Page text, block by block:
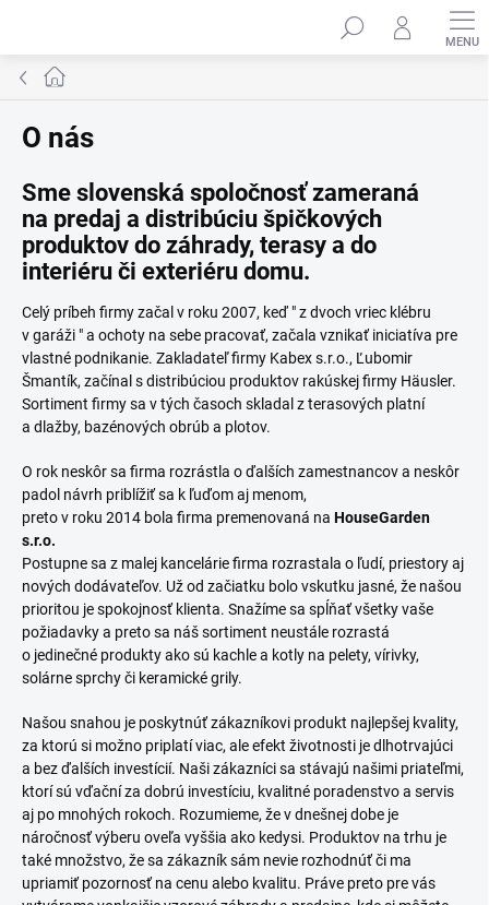
Domov
O nás
Sme slovenská spoločnosť zameraná
na predaj a distribúciu špičkových
produktov do záhrady, terasy a do
interiéru či exteriéru domu.
Celý príbeh firmy začal v roku 2007, keď " z dvoch vriec klébru
v garáži " a ochoty na sebe pracovať, začala vznikať iniciatíva pre
vlastné podnikanie. Zakladateľ firmy Kabex s.r.o., Ľubomir
Šmantík, začínal s distribúciou produktov rakúskej firmy Häusler.
Sortiment firmy sa v tých časoch skladal z terasových platní
a dlažby, bazénových obrúb a plotov.
O rok neskôr sa firma rozrástla o ďalších zamestnancov a neskôr
padol návrh priblížiť sa k ľuďom aj menom,
preto v roku 2014 bola firma premenovaná na HouseGarden
s.r.o.
Postupne sa z malej kancelárie firma rozrastala o ľudí, priestory aj
nových dodávateľov. Už od začiatku bolo vskutku jasné, že našou
prioritou je spokojnosť klienta. Snažíme sa spĺňať všetky vaše
požiadavky a preto sa náš sortiment neustále rozrastá
o jedinečné produkty ako sú kachle a kotly na pelety, vírivky,
solárne sprchy či keramické grily.
Našou snahou je poskytnúť zákazníkovi produkt najlepšej kvality,
za ktorú si možno priplatí viac, ale efekt životnosti je dlhotrvajúci
a bez ďalších investícií. Naši zákazníci sa stávajú našimi priateľmi,
ktorí sú vďační za dobrú investíciu, kvalitné poradenstvo a servis
aj po mnohých rokoch. Rozumieme, že v dnešnej dobe je
náročnosť výberu oveľa vyššia ako kedysi. Produktov na trhu je
také množstvo, že sa zákazník sám nevie rozhodnúť či ma
upriamiť pozornosť na cenu alebo kvalitu. Práve preto pre vás